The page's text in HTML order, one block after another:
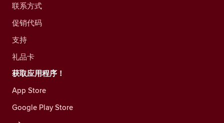
联系方式
促销代码
支持
礼品卡
获取应用程序！
App Store
Google Play Store